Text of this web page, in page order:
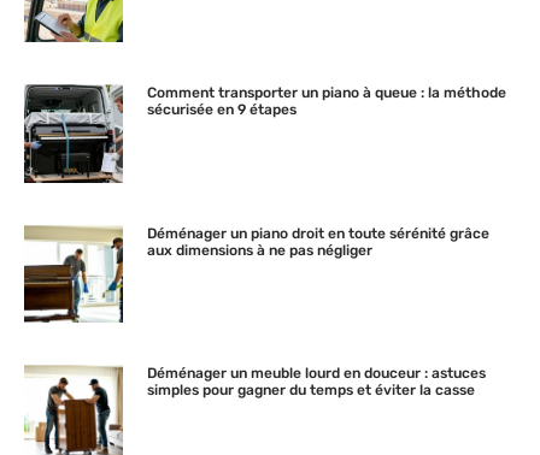
Comment transporter un piano à queue : la méthode
sécurisée en 9 étapes
Déménager un piano droit en toute sérénité grâce
aux dimensions à ne pas négliger
Déménager un meuble lourd en douceur : astuces
simples pour gagner du temps et éviter la casse